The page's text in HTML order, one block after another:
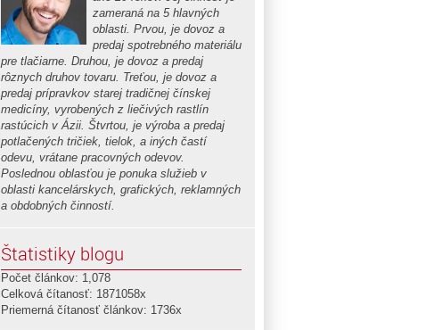
zameraná na 5 hlavných
oblasti. Prvou, je dovoz a
predaj spotrebného materiálu
pre tlačiarne. Druhou, je dovoz a predaj
rôznych druhov tovaru. Treťou, je dovoz a
predaj prípravkov starej tradičnej čínskej
medicíny, vyrobených z liečivých rastlín
rastúcich v Ázii. Štvrtou, je výroba a predaj
potlačených tričiek, tielok, a iných častí
odevu, vrátane pracovných odevov.
Poslednou oblasťou je ponuka služieb v
oblasti kancelárskych, grafických, reklamných
a obdobných činností.
Štatistiky blogu
Počet článkov: 1,078
Celková čítanosť: 1871058x
Priemerná čítanosť článkov: 1736x